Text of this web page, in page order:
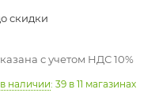
скидки
с учетом НДС 10%
наличии: 39 в 11 магазинах